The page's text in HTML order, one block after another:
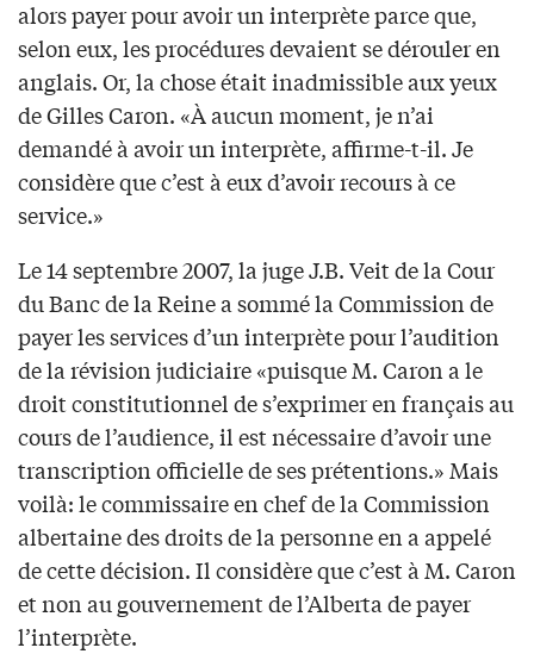
alors payer pour avoir un interprète parce que,
selon eux, les procédures devaient se dérouler en
anglais. Or, la chose était inadmissible aux yeux
de Gilles Caron. «À aucun moment, je n’ai
demandé à avoir un interprète, affirme-t-il. Je
considère que c’est à eux d’avoir recours à ce
service.»
Le 14 septembre 2007, la juge J.B. Veit de la Cour
du Banc de la Reine a sommé la Commission de
payer les services d’un interprète pour l’audition
de la révision judiciaire «puisque M. Caron a le
droit constitutionnel de s’exprimer en français au
cours de l’audience, il est nécessaire d’avoir une
transcription officielle de ses prétentions.» Mais
voilà: le commissaire en chef de la Commission
albertaine des droits de la personne en a appelé
de cette décision. Il considère que c’est à M. Caron
et non au gouvernement de l’Alberta de payer
l’interprète.